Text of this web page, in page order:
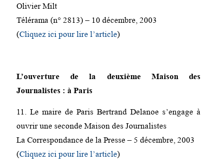
Olivier Milt
Télérama (n° 2813) – 10 décembre, 2003
(Cliquez ici pour lire l’article)
L’ouverture de la deuxième Maison des
Journalistes : à Paris
11. Le maire de Paris Bertrand Delanoe s’engage à
ouvrir une seconde Maison des Journalistes
La Correspondance de la Presse – 5 décembre, 2003
(Cliquez ici pour lire l’article)